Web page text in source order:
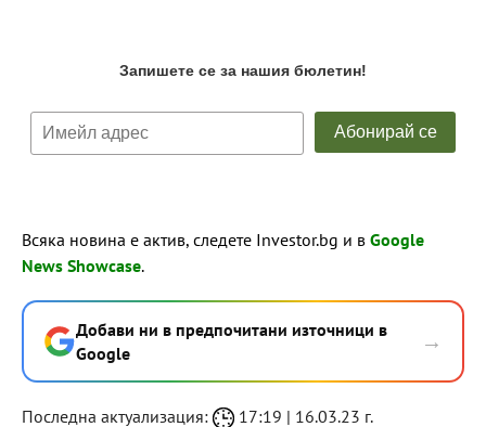
Всяка новина е актив, следете Investor.bg и в Google
News Showcase.
Добави ни в предпочитани източници в
Google
→
Последна актуализация: 17:19 | 16.03.23 г.